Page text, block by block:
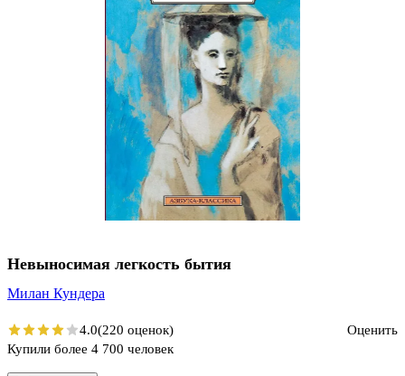
Невыносимая легкость бытия
Милан Кундера
4.0(220 оценок)
Оценить
Купили более 4 700 человек